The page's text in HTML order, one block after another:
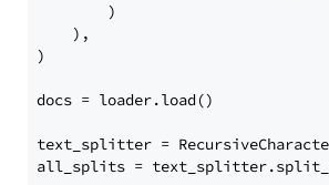
        )
    ),
)
docs = loader.load()
text_splitter =
all_splits =